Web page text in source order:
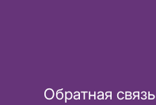
Обратная связь